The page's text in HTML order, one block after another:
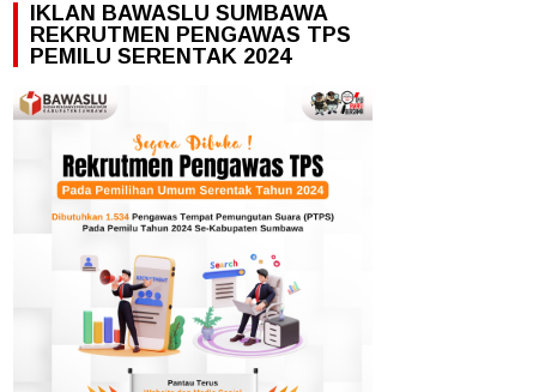
IKLAN BAWASLU SUMBAWA
REKRUTMEN PENGAWAS TPS
PEMILU SERENTAK 2024